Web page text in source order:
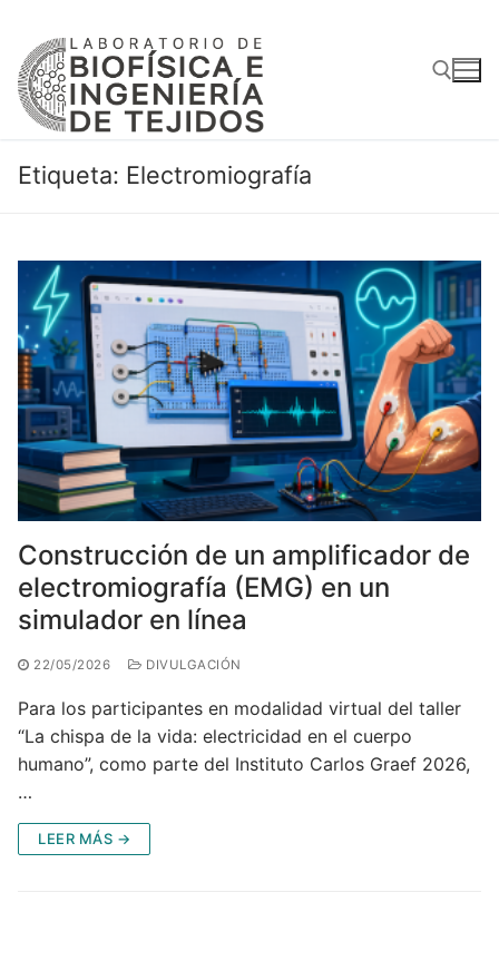
contenido
Buscar:
Etiqueta: Electromiografía
Construcción de un amplificador de
electromiografía (EMG) en un
simulador en línea
22/05/2026 DIVULGACIÓN
Para los participantes en modalidad virtual del taller
“La chispa de la vida: electricidad en el cuerpo
humano”, como parte del Instituto Carlos Graef 2026,
…
LEER MÁS →